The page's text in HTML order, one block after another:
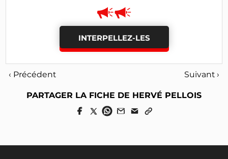
INTERPELLEZ-LES
‹ Précédent Suivant ›
PARTAGER LA FICHE DE HERVÉ PELLOIS